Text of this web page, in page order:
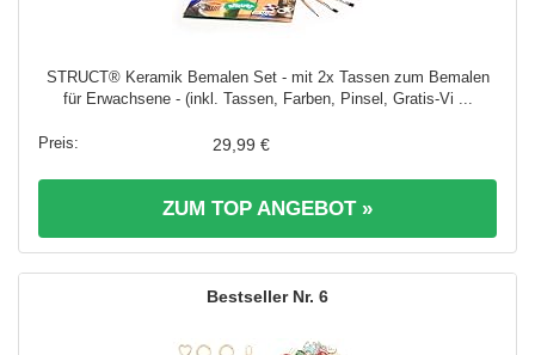
STRUCT® Keramik Bemalen Set - mit 2x Tassen zum Bemalen
für Erwachsene - (inkl. Tassen, Farben, Pinsel, Gratis-Vi ...
29,99 €
ZUM TOP ANGEBOT »
6